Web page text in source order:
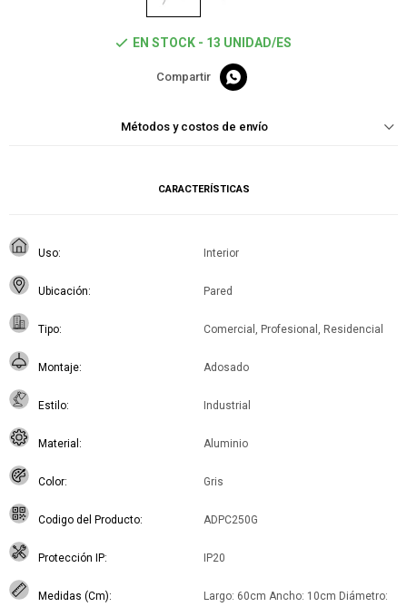
EN STOCK - 13 UNIDAD/ES

Métodos y costos de envío
CARACTERÍSTICAS
Uso Interior
Ubicación Pared
Tipo Comercial, Profesional, Residencial
Montaje Adosado
Estilo Industrial
Material Aluminio
Color Gris
Codigo del Producto ADPC250G
Protección IP IP20
Medidas (Cm)
Largo: 60cm Ancho: 10cm Diámetro: